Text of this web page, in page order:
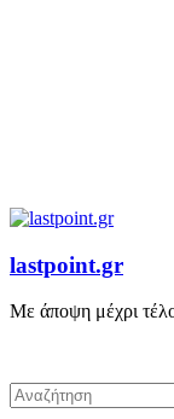
lastpoint.gr
Με άποψη μέχρι